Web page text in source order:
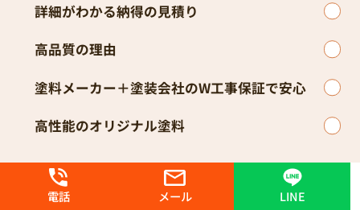
詳細がわかる納得の見積り
高品質の理由
塗料メーカー＋塗装会社のW工事保証で安心
高性能のオリジナル塗料
料金について・お得情報
電話 メール LINE